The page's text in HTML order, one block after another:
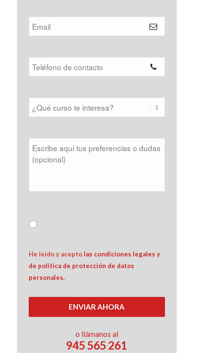
He leído y acepto las condiciones legales y
de política de protección de datos
personales.
ENVIAR AHORA
o llámanos al
945 565 261